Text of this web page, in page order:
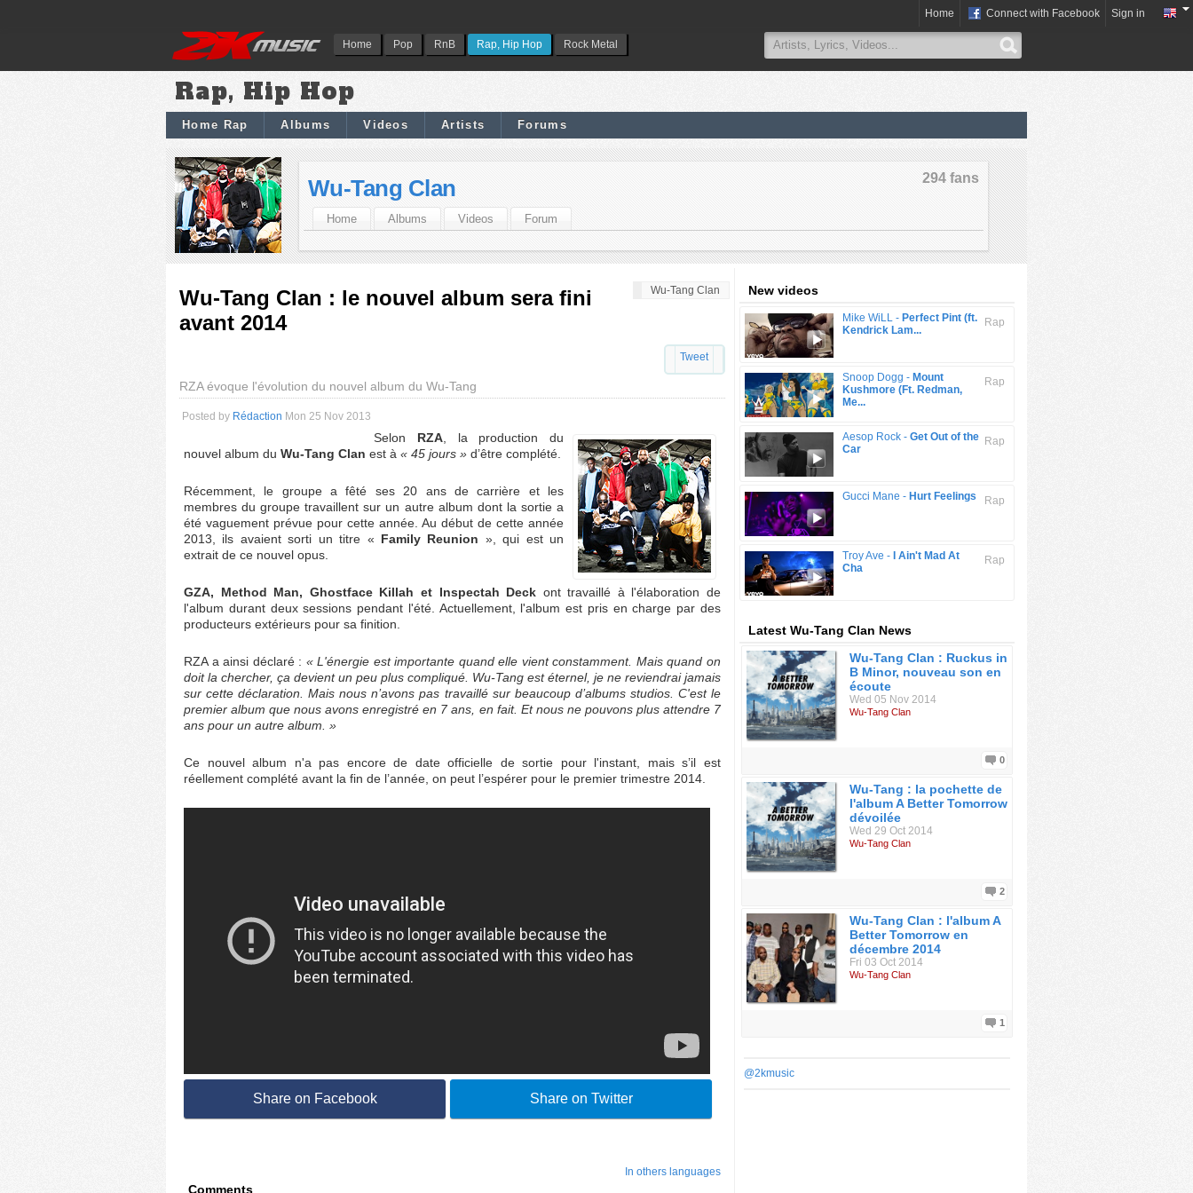
Home Pop RnB Rap, Hip Hop Rock Metal
Home Connect with Facebook Sign in
Rap, Hip Hop
Home Rap Albums Videos Artists Forums
294 fans
Wu-Tang Clan
Home Albums Videos Forum
Wu-Tang Clan
Wu-Tang Clan : le nouvel album sera fini
avant 2014
Tweet
RZA évoque l'évolution du nouvel album du Wu-Tang
Posted by Rédaction Mon 25 Nov 2013
Selon RZA, la production du
nouvel album du Wu-Tang Clan est à « 45 jours » d’être complété.
Récemment, le groupe a fêté ses 20 ans de carrière et les
membres du groupe travaillent sur un autre album dont la sortie a
été vaguement prévue pour cette année. Au début de cette année
2013, ils avaient sorti un titre « Family Reunion », qui est un
extrait de ce nouvel opus.
GZA, Method Man, Ghostface Killah et Inspectah Deck ont travaillé à l'élaboration de
l'album durant deux sessions pendant l'été. Actuellement, l'album est pris en charge par des
producteurs extérieurs pour sa finition.
RZA a ainsi déclaré : « L'énergie est importante quand elle vient constamment. Mais quand on
doit la chercher, ça devient un peu plus compliqué. Wu-Tang est éternel, je ne reviendrai jamais
sur cette déclaration. Mais nous n’avons pas travaillé sur beaucoup d’albums studios. C'est le
premier album que nous avons enregistré en 7 ans, en fait. Et nous ne pouvons plus attendre 7
ans pour un autre album. »
Ce nouvel album n'a pas encore de date officielle de sortie pour l'instant, mais s’il est
réellement complété avant la fin de l’année, on peut l’espérer pour le premier trimestre 2014.
Share on Facebook Share on Twitter
In others languages
Comments
New videos
Rap
Mike WiLL - Perfect Pint (ft.
Kendrick Lam...
Rap
Snoop Dogg - Mount
Kushmore (Ft. Redman,
Me...
Rap
Aesop Rock - Get Out of the
Car
Rap
Gucci Mane - Hurt Feelings
Rap
Troy Ave -
I Ain't Mad At
Cha
Latest Wu-Tang Clan News
Wu-Tang Clan : Ruckus in
B Minor, nouveau son en
écoute
Wed 05 Nov 2014
Wu-Tang Clan
0
Wu-Tang : la pochette de
l'album A Better Tomorrow
dévoilée
Wed 29 Oct 2014
Wu-Tang Clan
2
Wu-Tang Clan : l'album A
Better Tomorrow en
décembre 2014
Fri 03 Oct 2014
Wu-Tang Clan
1
@2kmusic